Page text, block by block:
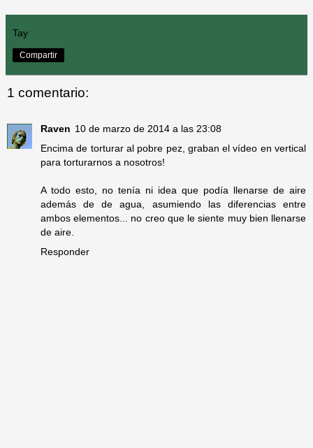
Tay
Compartir
1 comentario:
Raven 10 de marzo de 2014 a las 23:08
Encima de torturar al pobre pez, graban el vídeo en vertical
para torturarnos a nosotros!
A todo esto, no tenía ni idea que podía llenarse de aire
además de de agua, asumiendo las diferencias entre
ambos elementos... no creo que le siente muy bien llenarse
de aire.
Responder